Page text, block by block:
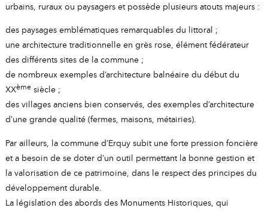
urbains, ruraux ou paysagers et possède plusieurs atouts majeurs :
des paysages emblématiques remarquables du littoral ;
une architecture traditionnelle en grès rose, élément fédérateur
des différents sites de la commune ;
de nombreux exemples d’architecture balnéaire du début du
XXèmesiècle ;
des villages anciens bien conservés, des exemples d’architecture
d’une grande qualité (fermes, maisons, métairies).
Par ailleurs, la commune d’Erquy subit une forte pression foncière
et a besoin de se doter d’un outil permettant la bonne gestion et
la valorisation de ce patrimoine, dans le respect des principes du
développement durable.
La législation des abords des Monuments Historiques, qui